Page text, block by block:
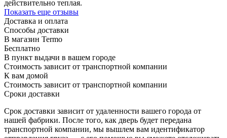
действительно теплая.
Показать еще отзывы
Доставка и оплата
Способы доставки
В магазин Termo
Бесплатно
В пункт выдачи в вашем городе
Стоимость зависит от транспортной компании
К вам домой
Стоимость зависит от транспортной компании
Сроки доставки
Срок доставки зависит от удаленности вашего города от
нашей фабрики. После того, как дверь будет передана
транспортной компании, мы вышлем вам идентификатор